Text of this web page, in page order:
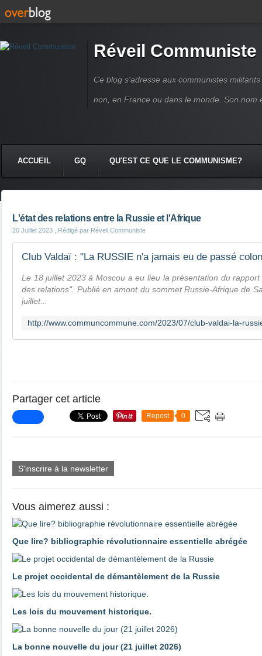
Réveil Communiste
Ce blog s'adresse aux communistes
non, en France ou dans le monde. Son nom
ACCUEIL GQ QU'EST CE QUE LE COMMUNISME?
L'état des relations entre la Russie et l'Afrique
20 Juillet 2023 , Rédigé par Réveil Communiste
Le 18 juillet 2023 à Moscou a eu lieu la présentation du
des relations". Publié en amont du sommet Russie-Afrique de
juillet...
Partager cet article
Repost 0
S'inscrire à la newsletter
Vous aimerez aussi :
Que lire? bibliographie révolutionnaire essentielle abrégée
Le projet occidental de démantèlement de la Russie
Les lois du mouvement historique.
La bonne nouvelle du jour (21 juillet 2026)